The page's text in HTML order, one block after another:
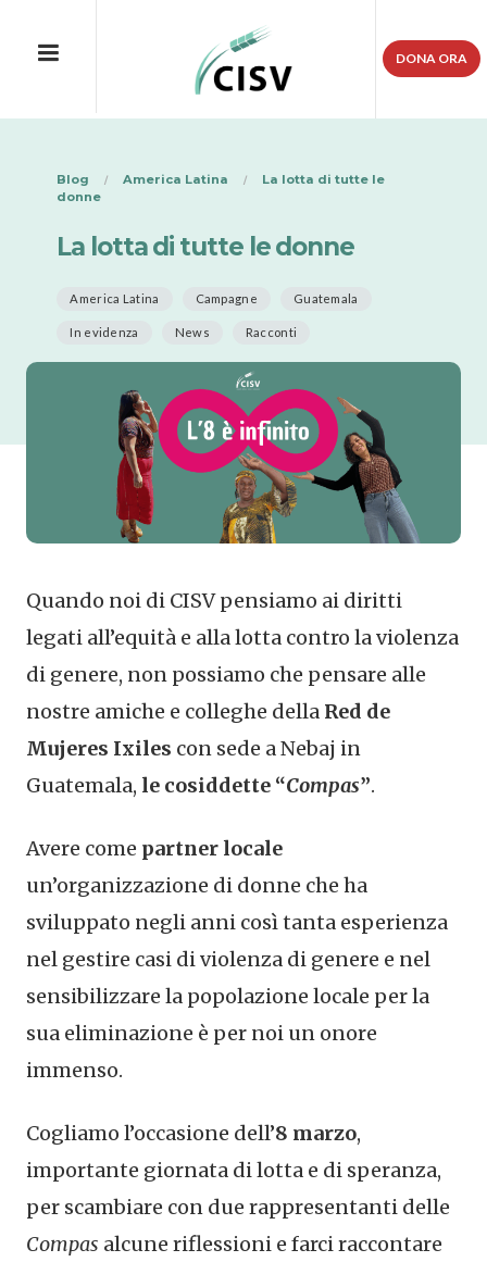
DONA ORA
Blog America Latina
La lotta di tutte le
donne
La lotta di tutte le donne
America Latina Campagne Guatemala
In evidenza News Racconti
Quando noi di CISV pensiamo ai diritti
legati all’equità e alla lotta contro la violenza
di genere, non possiamo che pensare alle
nostre amiche e colleghe della Red de
Mujeres Ixiles con sede a Nebaj in
Guatemala, le cosiddette “Compas”.
Avere come partner locale
un’organizzazione di donne che ha
sviluppato negli anni così tanta esperienza
nel gestire casi di violenza di genere e nel
sensibilizzare la popolazione locale per la
sua eliminazione è per noi un onore
immenso.
Cogliamo l’occasione dell’8 marzo,
importante giornata di lotta e di speranza,
per scambiare con due rappresentanti delle
Compas alcune riflessioni e farci raccontare